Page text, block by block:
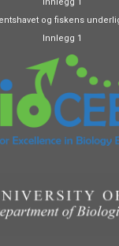
og fiskens
Innlegg 1